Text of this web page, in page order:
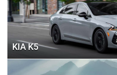
KIA K5